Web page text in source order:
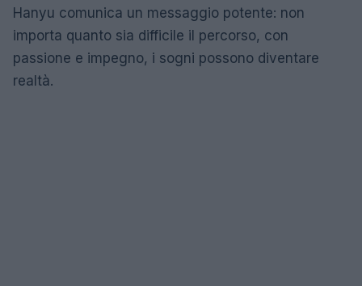
Hanyu comunica un messaggio potente: non
importa quanto sia difficile il percorso, con
passione e impegno, i sogni possono diventare
realtà.